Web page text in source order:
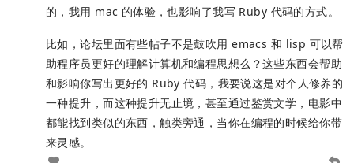
的，我用 mac 的体验，也影响了我写 Ruby 代码的方式。
比如，论坛里面有些帖子不是鼓吹用 emacs 和 lisp 可以帮
助程序员更好的理解计算机和编程思想么？这些东西会帮助
和影响你写出更好的 Ruby 代码，我要说这是对个人修养的
一种提升，而这种提升无止境，甚至通过鉴赏文学，电影中
都能找到类似的东西，触类旁通，当你在编程的时候给你带
来灵感。